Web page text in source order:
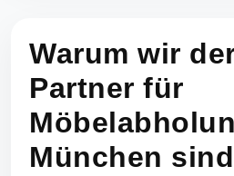
Warum wir
Partner für
München